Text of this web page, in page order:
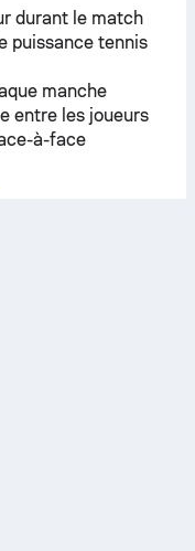
durant le match
puissance tennis
manche
entre les joueurs
à-face